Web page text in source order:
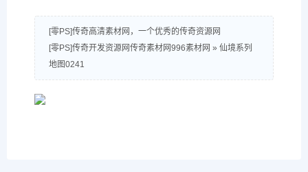
[零PS]传奇高清素材网，一个优秀的传奇资源网
[零PS]传奇开发资源网传奇素材网996素材网 » 仙境系列
地图0241